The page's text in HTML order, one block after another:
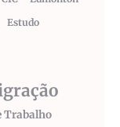
Estudo
Trabalho